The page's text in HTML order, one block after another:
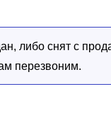
либо снят с
перезвоним.